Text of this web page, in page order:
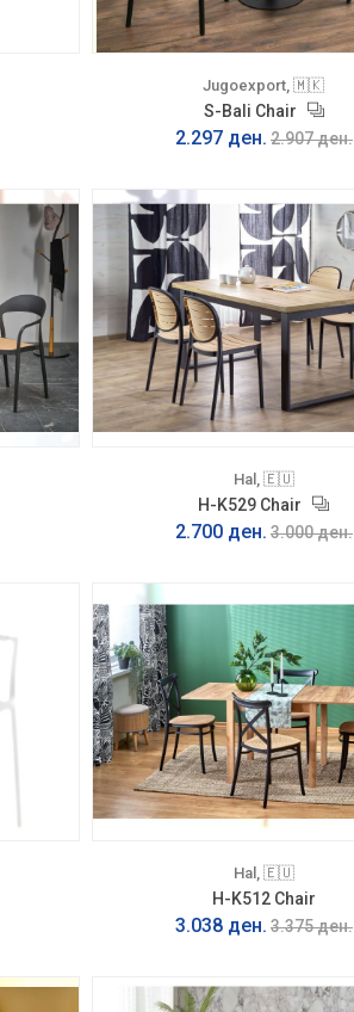
Jugoexport, 🇲🇰
S-Bali Chair
2.297 ден. 2.907 ден.
Hal, 🇪🇺
H-K529 Chair
2.700 ден. 3.000 ден.
Hal, 🇪🇺
H-K512 Chair
3.038 ден. 3.375 ден.